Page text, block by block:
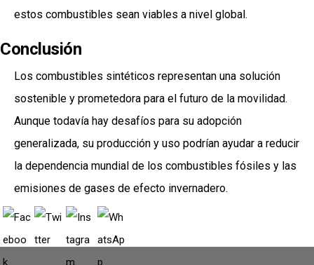
estos combustibles sean viables a nivel global.
Conclusión
Los combustibles sintéticos representan una solución
sostenible y prometedora para el futuro de la movilidad.
Aunque todavía hay desafíos para su adopción
generalizada, su producción y uso podrían ayudar a reducir
la dependencia mundial de los combustibles fósiles y las
emisiones de gases de efecto invernadero.